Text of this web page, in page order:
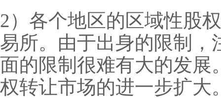
2）各个地区的区域性股
易所。由于出身的限制，
面的限制很难有大的发展
权转让市场的进一步扩大